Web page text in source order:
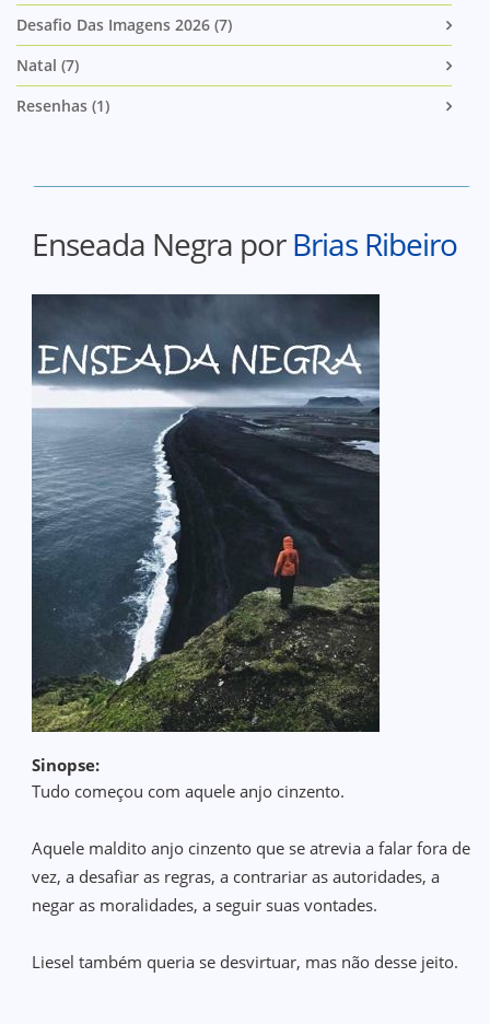
Desafio Das Imagens 2026 (7)
Natal (7)
Resenhas (1)
Enseada Negra porBrias Ribeiro
Sinopse:
Tudo começou com aquele anjo cinzento.
Aquele maldito anjo cinzento que se atrevia a falar fora de
vez, a desafiar as regras, a contrariar as autoridades, a
negar as moralidades, a seguir suas vontades.
Liesel também queria se desvirtuar, mas não desse jeito.